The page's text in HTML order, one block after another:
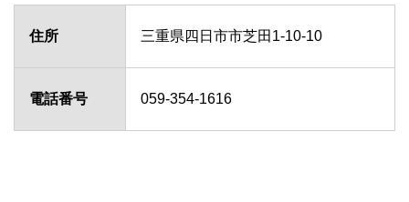
住所 三重県四日市市芝田1-10-10
電話番号 059-354-1616